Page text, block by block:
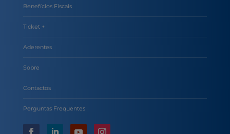
Benefícios Fiscais
Ticket +
Aderentes
Sobre
Contactos
Perguntas Frequentes